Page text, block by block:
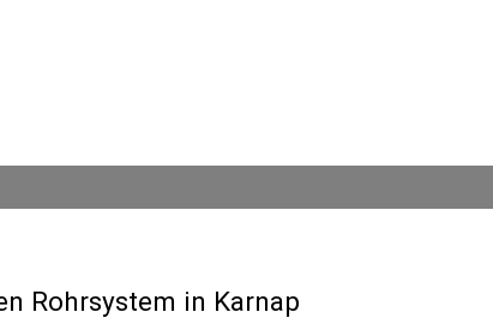
Rohrsystem in Karnap